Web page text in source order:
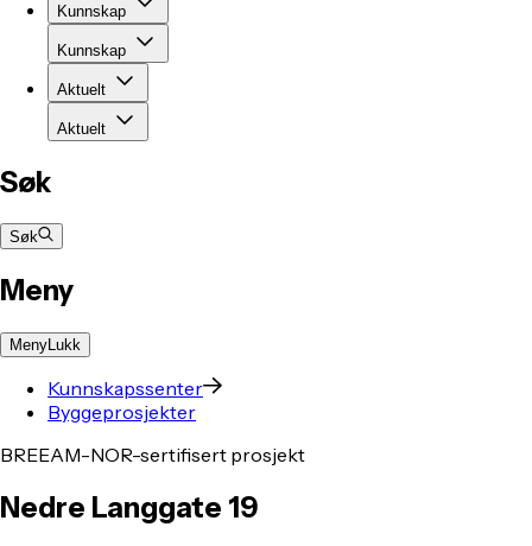
Kunnskap
Kunnskap
Aktuelt
Aktuelt
Søk
Søk
Meny
MenyLukk
Kunnskapssenter
Byggeprosjekter
BREEAM-NOR-sertifisert prosjekt
Nedre Langgate 19